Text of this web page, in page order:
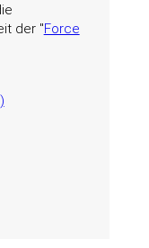
der Force